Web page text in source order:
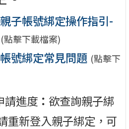
子帳號綁定操作指引-
(點擊下載檔案)
號綁定常見問題 (點擊下
請進度 ： 欲查詢親子綁
重新登入親子綁定，可